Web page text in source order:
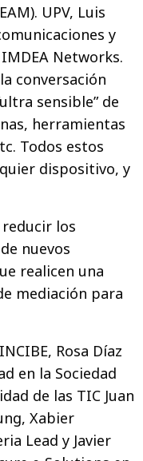
UPV, Luis
y
Networks.
conversación
sensible” de
herramientas
Todos estos
dispositivo, y
los
nuevos
realicen una
mediación para
Rosa Díaz
en la Sociedad
de las TIC Juan
Xabier
Lead y Javier